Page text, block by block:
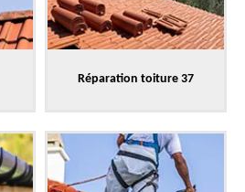
Réparation toiture 37